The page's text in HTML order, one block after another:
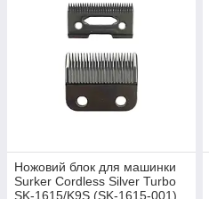
Ножовий блок для машинки
Surker Cordless Silver Turbo
SK-1615/K9S (SK-1615-001)